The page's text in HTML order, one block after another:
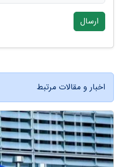
ارسال
اخبار و مقالات مرتبط